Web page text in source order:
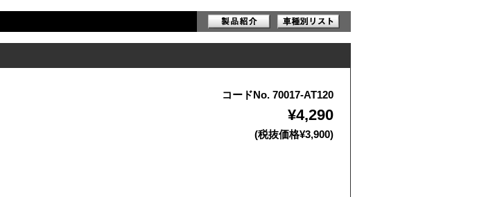
コードNo. 70017-AT120
¥4,290
(税抜価格¥3,900)